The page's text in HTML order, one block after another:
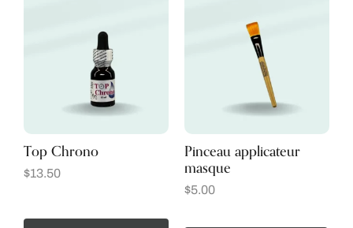
Top Chrono
$13.50
Pinceau applicateur
masque
$5.00